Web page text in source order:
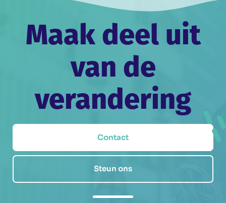
Maak deel uit
van de
verandering
Contact
Steun ons